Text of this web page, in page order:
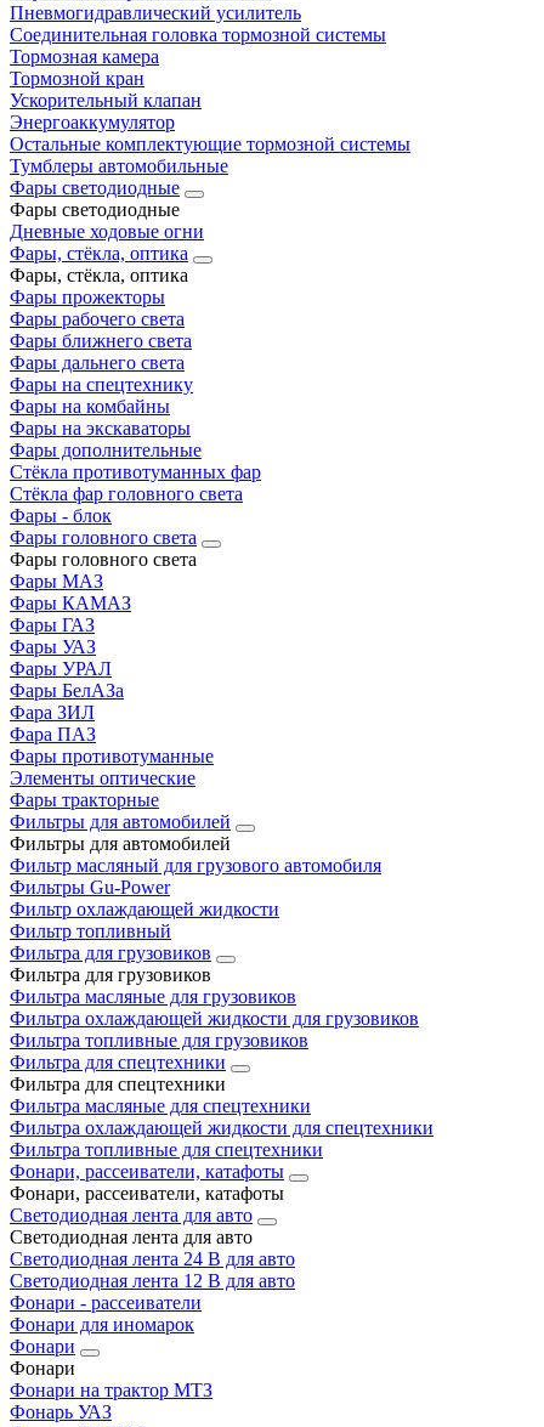
Пневмогидравлический усилитель
Соединительная головка тормозной системы
Тормозная камера
Тормозной кран
Ускорительный клапан
Энергоаккумулятор
Остальные комплектующие тормозной системы
Тумблеры автомобильные
Фары светодиодные
Фары светодиодные
Дневные ходовые огни
Фары, стёкла, оптика
Фары, стёкла, оптика
Фары прожекторы
Фары рабочего света
Фары ближнего света
Фары дальнего света
Фары на спецтехнику
Фары на комбайны
Фары на экскаваторы
Фары дополнительные
Стёкла противотуманных фар
Стёкла фар головного света
Фары - блок
Фары головного света
Фары головного света
Фары МАЗ
Фары КАМАЗ
Фары ГАЗ
Фары УАЗ
Фары УРАЛ
Фары БелАЗа
Фара ЗИЛ
Фара ПАЗ
Фары противотуманные
Элементы оптические
Фары тракторные
Фильтры для автомобилей
Фильтры для автомобилей
Фильтр масляный для грузового автомобиля
Фильтры Gu-Power
Фильтр охлаждающей жидкости
Фильтр топливный
Фильтра для грузовиков
Фильтра для грузовиков
Фильтра масляные для грузовиков
Фильтра охлаждающей жидкости для грузовиков
Фильтра топливные для грузовиков
Фильтра для спецтехники
Фильтра для спецтехники
Фильтра масляные для спецтехники
Фильтра охлаждающей жидкости для спецтехники
Фильтра топливные для спецтехники
Фонари, рассеиватели, катафоты
Фонари, рассеиватели, катафоты
Светодиодная лента для авто
Светодиодная лента для авто
Светодиодная лента 24 В для авто
Светодиодная лента 12 В для авто
Фонари - рассеиватели
Фонари для иномарок
Фонари
Фонари
Фонари на трактор МТЗ
Фонарь УАЗ